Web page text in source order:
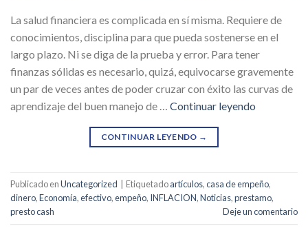
La salud financiera es complicada en sí misma. Requiere de
conocimientos, disciplina para que pueda sostenerse en el
largo plazo. Ni se diga de la prueba y error. Para tener
finanzas sólidas es necesario, quizá, equivocarse gravemente
un par de veces antes de poder cruzar con éxito las curvas de
aprendizaje del buen manejo de … Continuar leyendo
CONTINUAR LEYENDO →
Publicado enUncategorized Etiquetadoartículos,casa de empeño,
dinero,Economía,efectivo,empeño, INFLACION,Noticias,prestamo,
presto cash
Deje un comentario